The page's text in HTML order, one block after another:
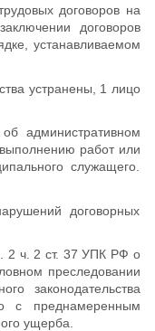
договоров на
договоров
устанавливаемом
устранены, 1 лицо
административном
работ или
служащего.
договорных
2 ч. 2 ст. 37 УПК РФ о
преследовании
законодательства
с преднамеренным
ущерба.